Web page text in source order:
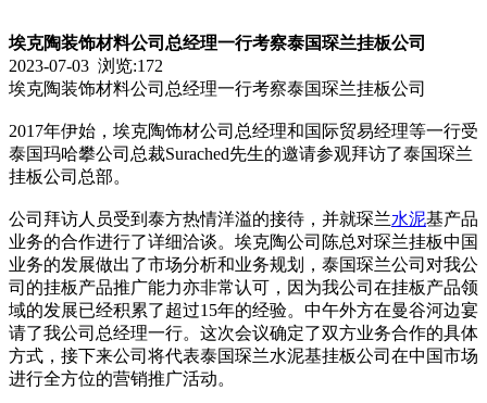
埃克陶装饰材料公司总经理一行考察泰国琛兰挂板公司
2023-07-03 浏览:172
埃克陶装饰材料公司总经理一行考察泰国琛兰挂板公司
2017年伊始，埃克陶饰材公司总经理和国际贸易经理等一行受
泰国玛哈攀公司总裁Surached先生的邀请参观拜访了泰国琛兰
挂板公司总部。
公司拜访人员受到泰方热情洋溢的接待，并就琛兰水泥基产品
业务的合作进行了详细洽谈。埃克陶公司陈总对琛兰挂板中国
业务的发展做出了市场分析和业务规划，泰国琛兰公司对我公
司的挂板产品推广能力亦非常认可，因为我公司在挂板产品领
域的发展已经积累了超过15年的经验。中午外方在曼谷河边宴
请了我公司总经理一行。这次会议确定了双方业务合作的具体
方式，接下来公司将代表泰国琛兰水泥基挂板公司在中国市场
进行全方位的营销推广活动。